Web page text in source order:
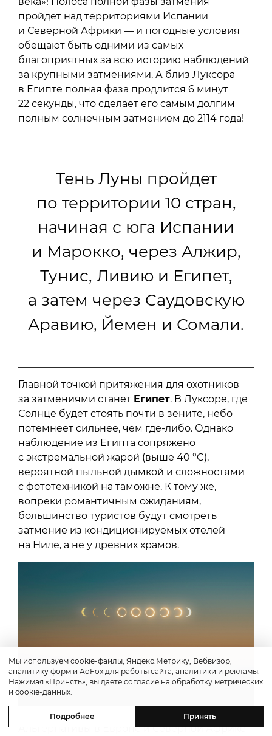
пройдет над территориями Испании
и Северной Африки — и погодные условия
обещают быть одними из самых
благоприятных за всю историю наблюдений
за крупными затмениями. А близ Луксора
в Египте полная фаза продлится 6 минут
22 секунды, что сделает его самым долгим
полным солнечным затмением до 2114 года!
Тень Луны пройдет
по территории 10 стран,
начиная с юга Испании
и Марокко, через Алжир,
Тунис, Ливию и Египет,
а затем через Саудовскую
Аравию, Йемен и Сомали.
Главной точкой притяжения для охотников
за затмениями станет Египет. В Луксоре, где
Солнце будет стоять почти в зените, небо
потемнеет сильнее, чем где-либо. Однако
наблюдение из Египта сопряжено
с экстремальной жарой (выше 40 °C),
вероятной пыльной дымкой и сложностями
с фототехникой на таможне. К тому же,
вопреки романтичным ожиданиям,
большинство туристов будут смотреть
затмение из кондиционируемых отелей
на Ниле, а не у древних храмов.
Альтернативы в Европе и Северной Африке
Мы используем cookie-файлы, Яндекс.Метрику, Вебвизор,
аналитику форм и AdFox для работы сайта, аналитики и рекламы.
Нажимая «Принять», вы даете согласие на обработку метрических
и cookie-данных.
Подробнее Принять